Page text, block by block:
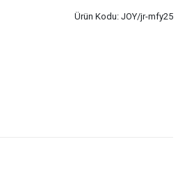
Ürün Kodu: JOY/jr-mfy25